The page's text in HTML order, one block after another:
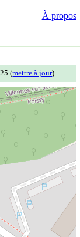
À propos
(mettre à jour).